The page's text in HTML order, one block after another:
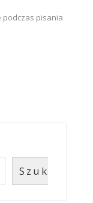
podczas pisania
Szukaj